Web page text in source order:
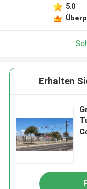
5.0
Erhalten